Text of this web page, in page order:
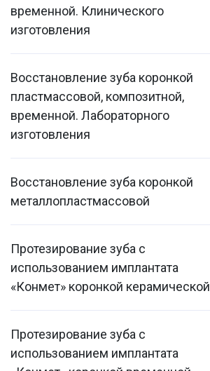
временной. Клинического
изготовления
Восстановление зуба коронкой
пластмассовой, композитной,
временной. Лабораторного
изготовления
Восстановление зуба коронкой
металлопластмассовой
Протезирование зуба с
использованием имплантата
«Конмет» коронкой керамической
Протезирование зуба с
использованием имплантата